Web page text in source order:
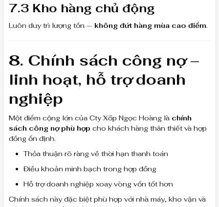
7.3 Kho hàng chủ động
Luôn duy trì lượng tồn — không đứt hàng mùa cao điểm.
8. Chính sách công nợ –
linh hoạt, hỗ trợ doanh
nghiệp
Một điểm cộng lớn của Cty Xốp Ngọc Hoàng là chính
sách công nợ phù hợp cho khách hàng thân thiết và hợp
đồng ổn định.
Thỏa thuận rõ ràng về thời hạn thanh toán
Điều khoản minh bạch trong hợp đồng
Hỗ trợ doanh nghiệp xoay vòng vốn tốt hơn
Chính sách này đặc biệt phù hợp với nhà máy, kho vận và